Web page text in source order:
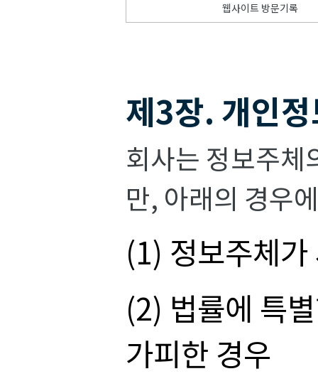
웹사이트 방문기록
제3장. 개인
회사는 정보주체
만, 아래의 경우
(1) 정보주체
(2) 법률에 특
가피한 경우